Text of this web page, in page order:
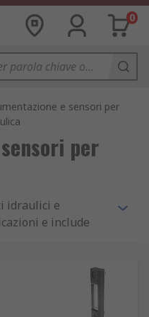
0
e sensori per
per
idraulici e
e include